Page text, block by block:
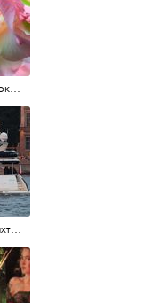
#цветы#цветок#нежность
#медведев#яхты#алыепаруса2023#белыеночи2013#санктпетербург #яхтафотиния#yacht#yachtphotinia